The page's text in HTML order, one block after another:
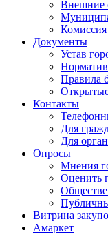
Внешние
Документы
Устав
Правила
Контакты
Для
Для
Опросы
Мнения
Оценить
Витрина
Амаркет